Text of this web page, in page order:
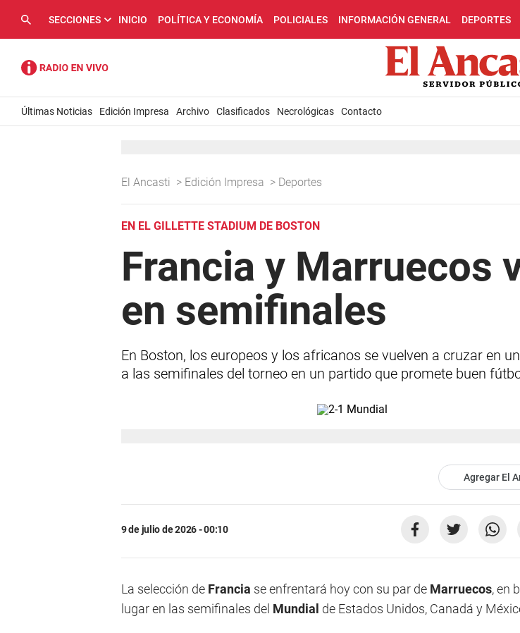
SECCIONES INICIO POLÍTICA Y ECONOMÍA POLICIALES INFORMACIÓN GENERAL DEPORTES
Últimas Noticias Edición Impresa Archivo Clasificados Necrológicas Contacto
El Ancasti > Edición Impresa > Deportes
EN EL GILLETTE STADIUM DE BOSTON
Francia y Marruecos
en semifinales
En Boston, los europeos y los africanos se vuelven a cruzar en
a las semifinales del torneo en un partido que promete buen
Agregar El
9 de julio de 2026 - 00:10
La selección de Francia se enfrentará hoy con su par de Marruecos, en
lugar en las semifinales del Mundial de Estados Unidos, Canadá y